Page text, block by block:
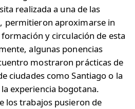
realizada a una de las
permitieron aproximarse in
y circulación de esta
algunas ponencias
mostraron prácticas de
ciudades como Santiago o la
experiencia bogotana.
los trabajos pusieron de